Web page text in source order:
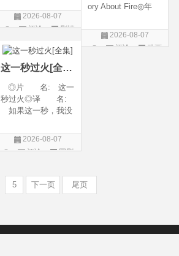
(台)◎年 代: 20
25◎产 地: 法
剧情◎语 言:
法语 /
2026-08-07
评论
剧情
片
ory About Fire◎年
地: 中国大陆◎
类 别: 动画 / 奇
2026-08-07
评论
动画
这一秒过火[全集]
◎片 名: 这一
秒过火◎译 名:
如果这一秒，我没
年 代: 2026◎
产 地: 中国大
汉语普通话◎上映
2026-08-07
评论
国剧
5 下一页 尾页